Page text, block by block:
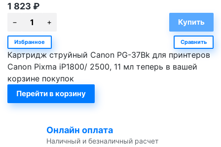
1 823 ₽
Избранное Сравнить
Картридж струйный Canon PG-37Bk для принтеров
Canon Pixma iP1800/ 2500, 11 мл теперь в вашей
корзине покупок
Перейти в корзину
Онлайн оплата
Наличный и безналичный расчет